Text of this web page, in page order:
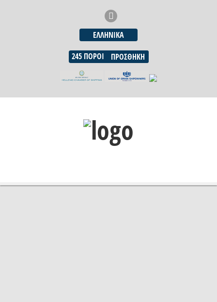
ΕΛΛΗΝΙΚΆ
245 ΠΌΡΟΙ ΠΡΟΣΘΉΚΗ